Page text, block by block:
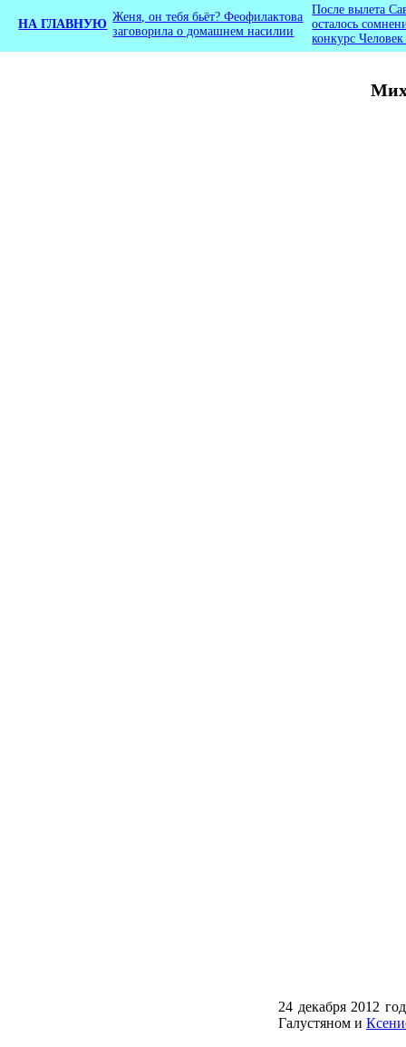
НА ГЛАВНУЮ
Женя, он тебя бьёт? Феофилактова
заговорила о домашнем насилии
После вылета
осталось
конкурс
24 декабря 2012
Галустяном и